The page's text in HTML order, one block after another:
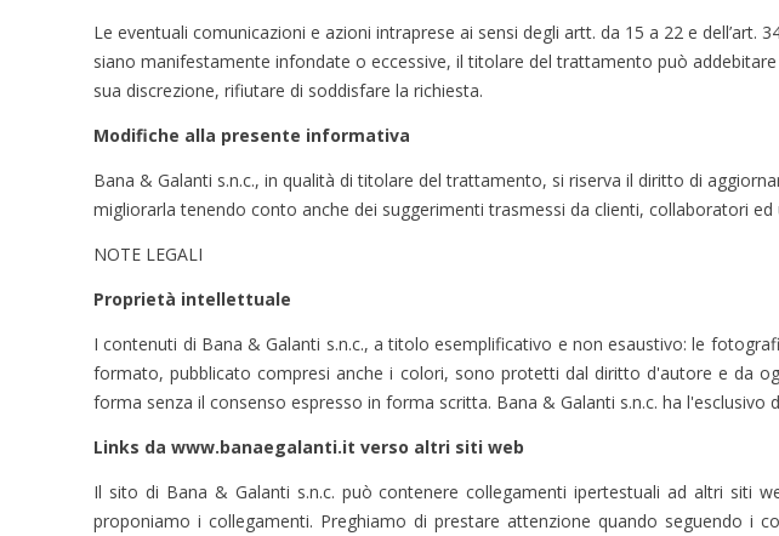
Le eventuali comunicazioni e azioni intraprese ai sensi degli artt. da 15 a 22 e
siano manifestamente infondate o eccessive, il titolare del trattamento può
sua discrezione, rifiutare di soddisfare la richiesta.
Modifiche alla presente informativa
Bana & Galanti s.n.c., in qualità di titolare del trattamento, si riserva il diritto di
migliorarla tenendo conto anche dei suggerimenti trasmessi da clienti, collaboratori ed
NOTE LEGALI
Proprietà intellettuale
I contenuti di Bana & Galanti s.n.c., a titolo esemplificativo e non esaustivo: le
formato, pubblicato compresi anche i colori, sono protetti dal diritto d'autore e da
forma senza il consenso espresso in forma scritta. Bana & Galanti s.n.c. ha
Links da www.banaegalanti.it verso altri siti web
Il sito di Bana & Galanti s.n.c. può contenere collegamenti ipertestuali ad altri siti
proponiamo i collegamenti. Preghiamo di prestare attenzione quando seguendo i